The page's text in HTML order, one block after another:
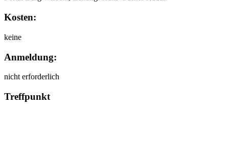
Kosten:
keine
Anmeldung:
nicht erforderlich
Treffpunkt